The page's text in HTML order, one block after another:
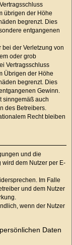
übrigen der Höhe
begrenzt. Dies
entgangenen
der Verletzung von
oder grob
Vertragsschluss
Übrigen der Höhe
begrenzt. Dies
Gewinn.
sinngemäß auch
des Betreibers.
Recht bleiben
und die
dem Nutzer per E-
Im Falle
und dem Nutzer
wenn der Nutzer
Daten